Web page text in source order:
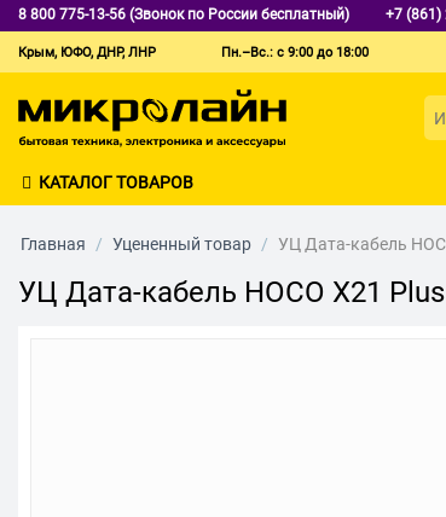
8 800 775-13-56 (Звонок по России бесплатный) +7 (861)
Крым, ЮФО, ДНР, ЛНР Пн.–Вс.: с 9:00 до 18:00
КАТАЛОГ ТОВАРОВ
Главная / Уцененный товар / УЦ Дата-кабель
УЦ Дата-кабель HOCO X21